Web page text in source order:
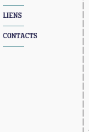
LIENS
CONTACTS